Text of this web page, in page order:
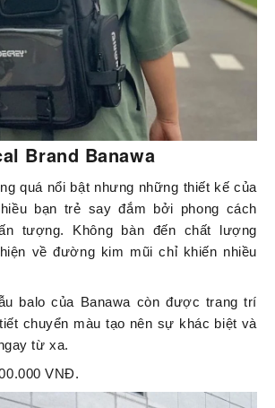
Brand Banawa
quá nổi bật nhưng những thiết kế của
bạn trẻ say đắm bởi phong cách
tượng. Không bàn đến chất lượng
về đường kim mũi chỉ khiến nhiều
balo của Banawa còn được trang trí
chuyển màu tạo nên sự khác biệt và
từ xa.
VNĐ.